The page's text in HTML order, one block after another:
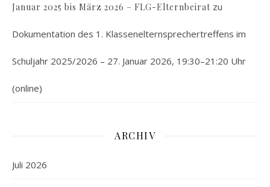
Januar 2025 bis März 2026 – FLG-Elternbeirat zu
Dokumentation des 1. Klassenelternsprechertreffens im
Schuljahr 2025/2026 – 27. Januar 2026, 19:30–21:20 Uhr
(online)
ARCHIV
Juli 2026